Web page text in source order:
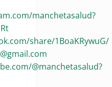
manchetasalud?
share/1BoaKRywuG/
@manchetasalud?